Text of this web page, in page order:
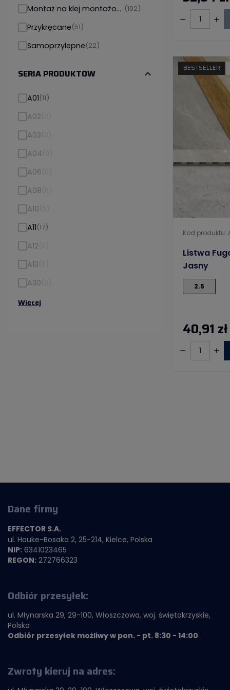
Montaż na klej montażowy (102)
Przykręcane(51)
Samoprzylepne(22)
SERIA PRODUKTÓW expand_more
A01(11)
A02
A03
A04
A06
A08
A10
A11(17)
A12
A13
A30
Więcej
Kod produktu:
Listwa
Jasny
2.5
40,91 zł
BESTSELLER
Dane firmy
EFFECTOR S.A.
ul. Hauke-Bosaka 2, 25-214, Kielce, Polska
NIP: 6341023465
REGON: 272766323
Odbiór przesyłek:
ul. Młynarska 29, 29-100, Włoszczowa, woj. świętokrzyskie,
Polska
Odbiór przesyłek możliwy w pon. - pt. 8:30 - 14:00
Zwroty kieruj na adres: